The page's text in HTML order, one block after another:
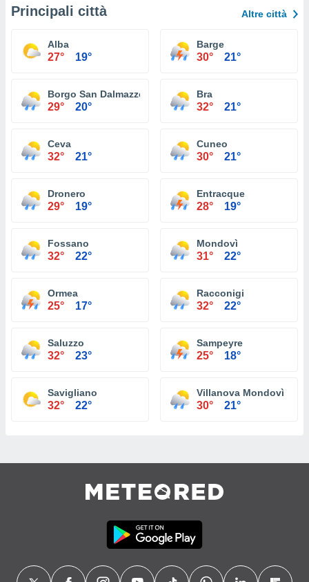
Principali città Altre città
Alba
27° 19°
Barge
30° 21°
Borgo San Dalmazzo
29° 20°
Bra
32° 21°
Ceva
32° 21°
Cuneo
30° 21°
Dronero
29° 19°
Entracque
28° 19°
Fossano
32° 22°
Mondovì
31° 22°
Ormea
25° 17°
Racconigi
32° 22°
Saluzzo
32° 23°
Sampeyre
25° 18°
Savigliano
32° 22°
Villanova Mondovì
30° 21°